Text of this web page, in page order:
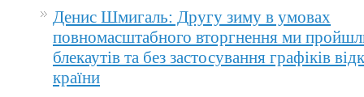
Денис Шмигаль: Другу зиму в умовах
повномасштабного вторгнення ми
блекаутів та без застосування графіків
країни